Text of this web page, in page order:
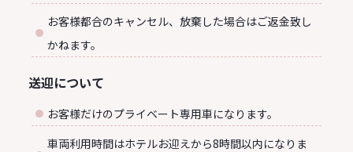
お客様都合のキャンセル、放棄した場合はご返金致し
かねます。
送迎について
お客様だけのプライベート専用車になります。
車両利用時間はホテルお迎えから8時間以内になりま